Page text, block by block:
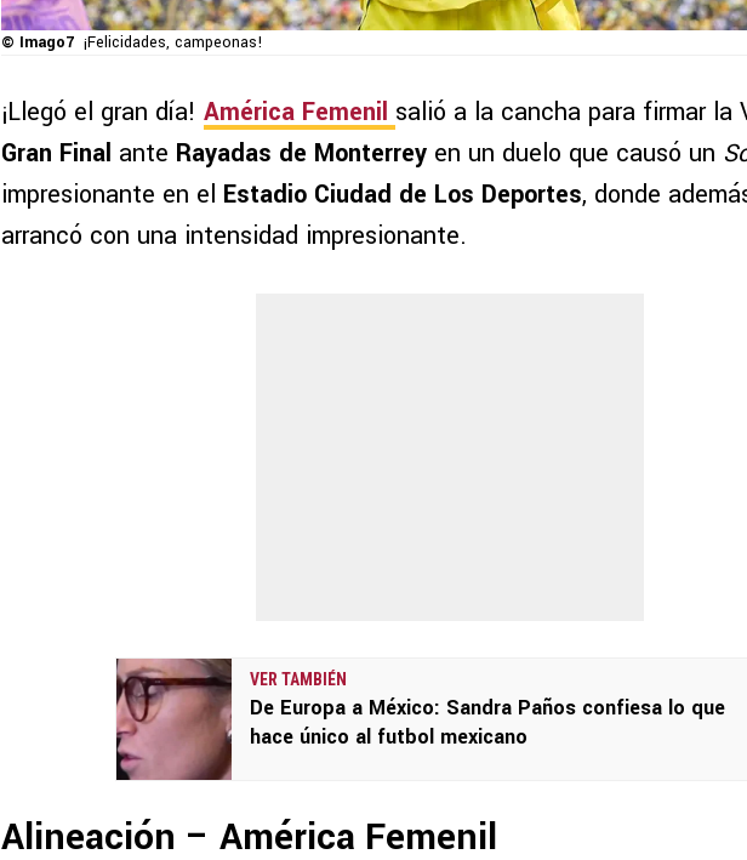
© Imago7 ¡Felicidades, campeonas!
¡Llegó el gran día! América Femenil salió a la cancha para firmar la
Gran Final ante Rayadas de Monterrey en un duelo que causó un
impresionante en el Estadio Ciudad de Los Deportes, donde
arrancó con una intensidad impresionante.
VER TAMBIÉN
De Europa a México: Sandra Paños confiesa lo que
hace único al futbol mexicano
Alineación – América Femenil